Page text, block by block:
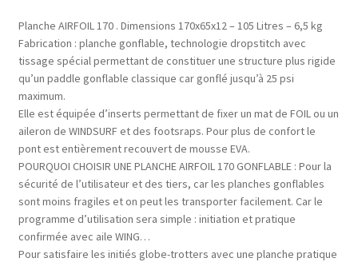
Planche AIRFOIL 170 . Dimensions 170x65x12 – 105 Litres – 6,5 kg
Fabrication : planche gonflable, technologie dropstitch avec
tissage spécial permettant de constituer une structure plus rigide
qu’un paddle gonflable classique car gonflé jusqu’à 25 psi
maximum.
Elle est équipée d’inserts permettant de fixer un mat de FOIL ou un
aileron de WINDSURF et des footsraps. Pour plus de confort le
pont est entièrement recouvert de mousse EVA.
POURQUOI CHOISIR UNE PLANCHE AIRFOIL 170 GONFLABLE : Pour la
sécurité de l’utilisateur et des tiers, car les planches gonflables
sont moins fragiles et on peut les transporter facilement. Car le
programme d’utilisation sera simple : initiation et pratique
confirmée avec aile WING…
Pour satisfaire les initiés globe-trotters avec une planche pratique